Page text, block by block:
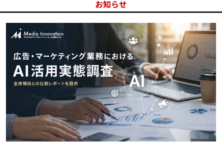
お知らせ